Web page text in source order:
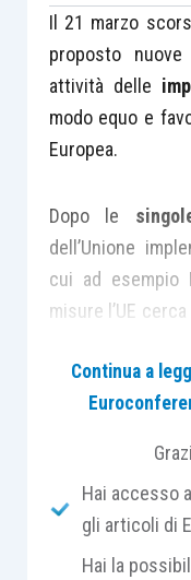
Il 21 marzo
proposto
attività delle
modo equo e
Europea.
Dopo le
dell’Unione
cui ad esempio
misure l’UE
norme fiscali
caratteristiche
In proposito è
abbia fatto dello
uno dei suoi
Continua a
Hai accesso
gli articoli di
Hai la